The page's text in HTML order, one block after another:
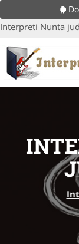
Interpreti Nunta